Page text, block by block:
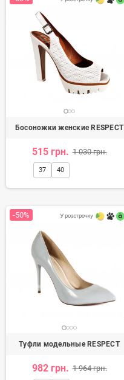
Босоножки женские RESPECT
515 грн. 1 030 грн.
37 40
-50%
Туфли модельные RESPECT
982 грн. 1 964 грн.